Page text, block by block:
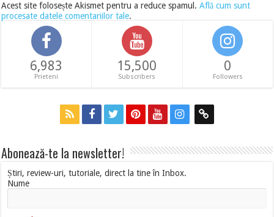
Acest site folosește Akismet pentru a reduce spamul.Află cum sunt
procesate datele comentariilor tale.
6,983
Prieteni
15,500
Subscribers
0
Followers
Abonează-te la newsletter!
Știri, review-uri, tutoriale, direct la tine în Inbox.
Nume